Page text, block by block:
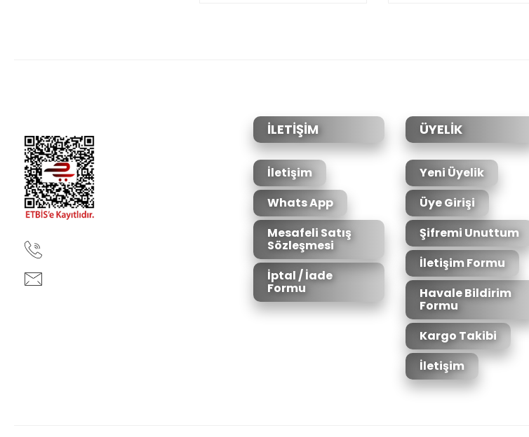
İLETİŞİM
İletişim
Whats App
Mesafeli Satış
Sözleşmesi
İptal / İade
Formu
ÜYELİK
Yeni Üyelik
Üye Girişi
Şifremi Unuttum
İletişim Formu
Havale Bildirim
Formu
Kargo Takibi
İletişim